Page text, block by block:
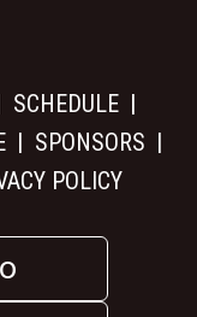
SCHEDULE
SPONSORS
POLICY